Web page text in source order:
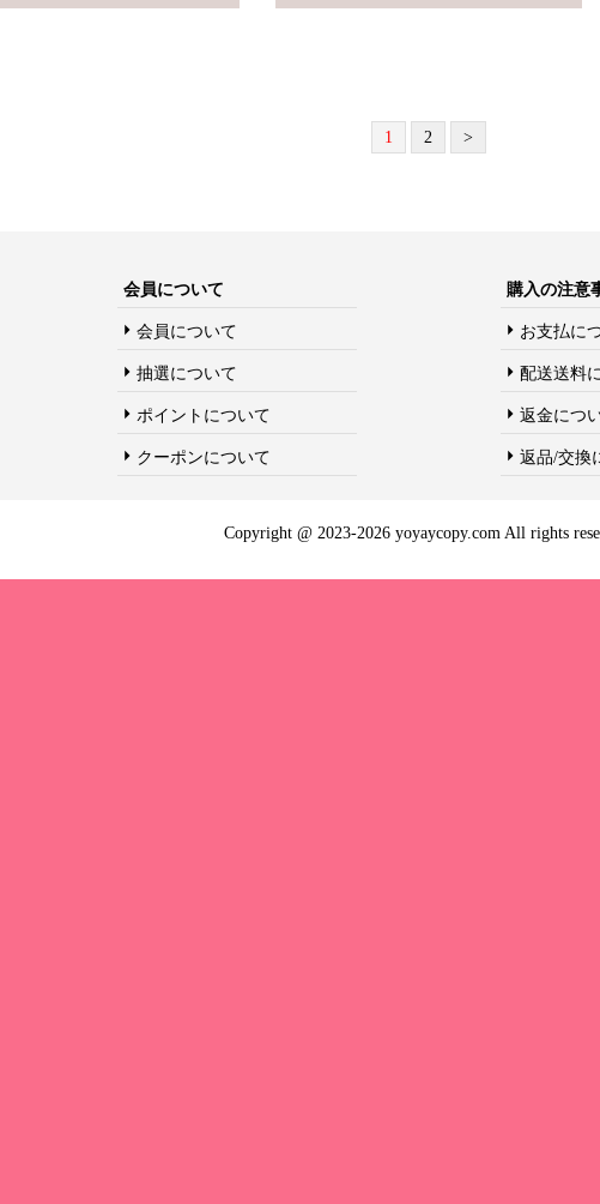
1 2 >
会員について
会員について
抽選について
ポイントについて
クーポンについて
購入の注意
お支払に
配送送料
返金につ
返品/交換
Copyright @ 2023-2026 yoyaycopy.com All rights